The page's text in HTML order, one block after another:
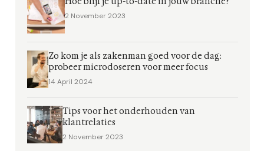
2 November 2023
Zo kom je als zakenman goed voor de dag:
probeer microdoseren voor meer focus
14 April 2024
Tips voor het onderhouden van
klantrelaties
2 November 2023